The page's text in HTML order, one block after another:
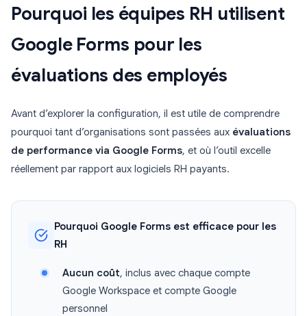
Pourquoi les équipes RH utilisent
Google Forms pour les
évaluations des employés
Avant d’explorer la configuration, il est utile de comprendre
pourquoi tant d’organisations sont passées aux évaluations
de performance via Google Forms, et où l’outil excelle
réellement par rapport aux logiciels RH payants.
Pourquoi Google Forms est efficace pour les
RH
Aucun coût, inclus avec chaque compte
Google Workspace et compte Google
personnel